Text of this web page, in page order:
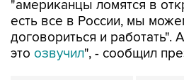
"американцы ломятся в
есть все в России, мы
договориться и работать".
это озвучил", - сообщил